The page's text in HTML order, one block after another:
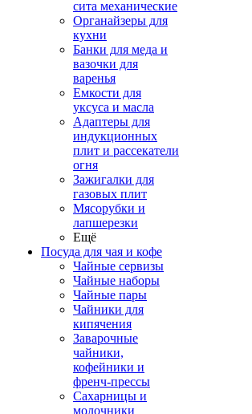
сита механические
Органайзеры для
кухни
Банки для меда и
вазочки для
варенья
Емкости для
уксуса и масла
Адаптеры для
индукционных
плит и рассекатели
огня
Зажигалки для
газовых плит
Мясорубки и
лапшерезки
Ещё
Посуда для чая и кофе
Чайные сервизы
Чайные наборы
Чайные пары
Чайники для
кипячения
Заварочные
чайники,
кофейники и
френч-прессы
Сахарницы и
молочники